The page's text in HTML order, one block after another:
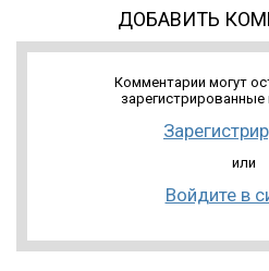
ДОБАВИТЬ
Комментарии могут
зарегистрированные
или
Войдите в